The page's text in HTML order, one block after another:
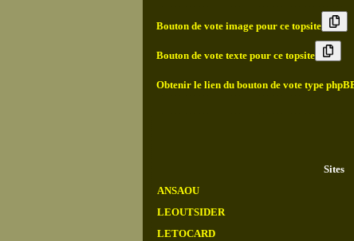
Bouton de vote image pour ce topsite
Bouton de vote texte pour ce topsite
Obtenir le lien du bouton de vote type
Sites
ANSAOU
LEOUTSIDER
LETOCARD